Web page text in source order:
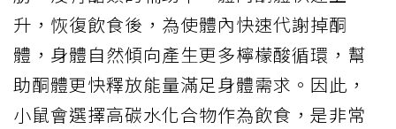
升，恢復飲食後，為使體內快速代謝掉酮
體，身體自然傾向產生更多檸檬酸循環，幫
助酮體更快釋放能量滿足身體需求。因此，
小鼠會選擇高碳水化合物作為飲食，是非常